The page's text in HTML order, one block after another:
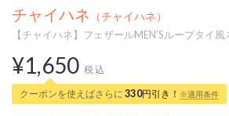
チャイハネ （チャイハネ）
【チャイハネ】フェザールMEN'Sループタイ風
¥1,650 税込
クーポンを使えばさらに 330円引き！ ※適用条件